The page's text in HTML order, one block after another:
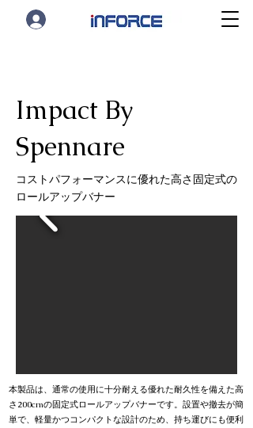
Impact By
Spennare
コストパフォーマンスに優れた高さ固定式の
ロールアップバナー
本製品は、通常の使用に十分耐える優れた耐久性を備えた高
さ200cmの固定式ロールアップバナーです。設置や撤去が簡
単で、軽量かつコンパクトな設計のため、持ち運びにも便利